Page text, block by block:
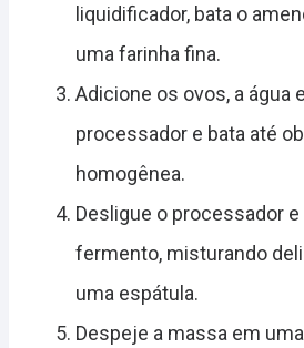
liquidificador, bata o
uma farinha fina.
Adicione os ovos, a água
processador e bata até
homogênea.
Desligue o processador
fermento, misturando
uma espátula.
Despeje a massa em